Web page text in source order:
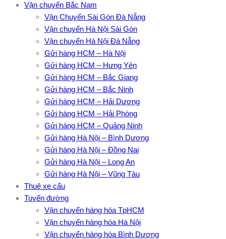
Vận chuyển Bắc Nam
Vận Chuyển Sài Gòn Đà Nẵng
Vận chuyển Hà Nội Sài Gòn
Vận chuyển Hà Nội Đà Nẵng
Gửi hàng HCM – Hà Nội
Gửi hàng HCM – Hưng Yên
Gửi hàng HCM – Bắc Giang
Gửi hàng HCM – Bắc Ninh
Gửi hàng HCM – Hải Dương
Gửi hàng HCM – Hải Phòng
Gửi hàng HCM – Quảng Ninh
Gửi hàng Hà Nội – Bình Dương
Gửi hàng Hà Nội – Đồng Nai
Gửi hàng Hà Nội – Long An
Gửi hàng Hà Nội – Vũng Tàu
Thuê xe cẩu
Tuyến đường
Vận chuyển hàng hóa TpHCM
Vận chuyển hàng hóa Hà Nội
Vận chuyển hàng hóa Bình Dương